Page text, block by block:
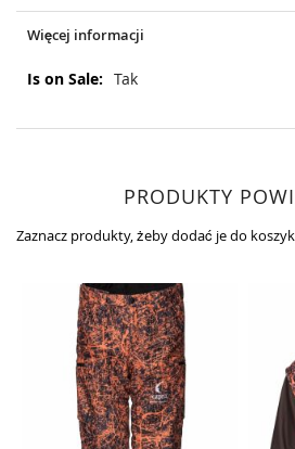
Więcej informacji
Więcej
Tak
PRODUKTY
Zaznacz produkty, żeby dodać je do